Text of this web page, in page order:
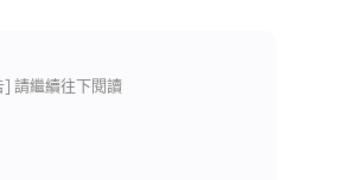
] 請繼續往下閱讀